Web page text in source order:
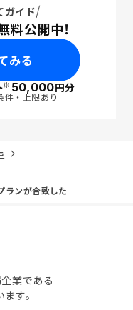
ガイド
料公開中！
みる
※50,000円分
・上限あり
ランが合致した
業である
す。